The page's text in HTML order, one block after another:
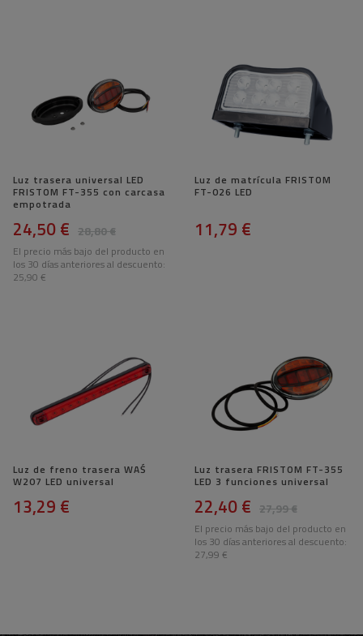
Luz trasera universal LED
FRISTOM FT-355 con carcasa
empotrada
28,80 €
24,50 €
El precio más bajo del producto en
los 30 días anteriores al descuento:
25,90 €
Luz de matrícula FRISTOM
FT-026 LED
11,79 €
Luz de freno trasera WAŚ
W207 LED universal
13,29 €
Luz trasera FRISTOM FT-355
LED 3 funciones universal
27,99 €
22,40 €
El precio más bajo del producto en
los 30 días anteriores al descuento:
27,99 €